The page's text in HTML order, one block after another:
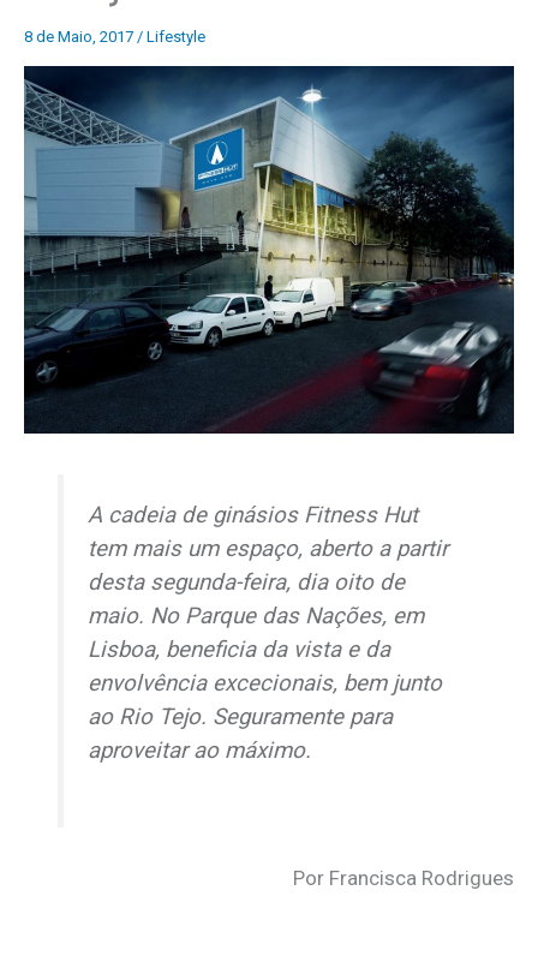
8 de Maio, 2017 / Lifestyle
A cadeia de ginásios Fitness Hut
tem mais um espaço, aberto a partir
desta segunda-feira, dia oito de
maio. No Parque das Nações, em
Lisboa, beneficia da vista e da
envolvência excecionais, bem junto
ao Rio Tejo. Seguramente para
aproveitar ao máximo.
Por Francisca Rodrigues